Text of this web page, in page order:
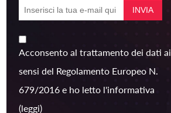
Acconsento al trattamento dei dati ai
sensi del Regolamento Europeo N.
679/2016 e ho letto l'informativa
(leggi)